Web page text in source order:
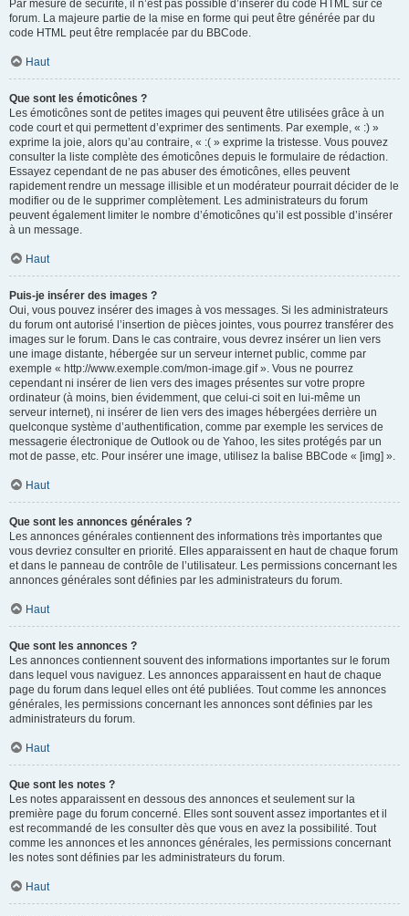
Par mesure de sécurité, il n’est pas possible d’insérer du code HTML sur ce
forum. La majeure partie de la mise en forme qui peut être générée par du
code HTML peut être remplacée par du BBCode.
Haut
Que sont les émoticônes ?
Les émoticônes sont de petites images qui peuvent être utilisées grâce à un
code court et qui permettent d’exprimer des sentiments. Par exemple, « :) »
exprime la joie, alors qu’au contraire, « :( » exprime la tristesse. Vous pouvez
consulter la liste complète des émoticônes depuis le formulaire de rédaction.
Essayez cependant de ne pas abuser des émoticônes, elles peuvent
rapidement rendre un message illisible et un modérateur pourrait décider de le
modifier ou de le supprimer complètement. Les administrateurs du forum
peuvent également limiter le nombre d’émoticônes qu’il est possible d’insérer
à un message.
Haut
Puis-je insérer des images ?
Oui, vous pouvez insérer des images à vos messages. Si les administrateurs
du forum ont autorisé l’insertion de pièces jointes, vous pourrez transférer des
images sur le forum. Dans le cas contraire, vous devrez insérer un lien vers
une image distante, hébergée sur un serveur internet public, comme par
exemple « http://www.exemple.com/mon-image.gif ». Vous ne pourrez
cependant ni insérer de lien vers des images présentes sur votre propre
ordinateur (à moins, bien évidemment, que celui-ci soit en lui-même un
serveur internet), ni insérer de lien vers des images hébergées derrière un
quelconque système d’authentification, comme par exemple les services de
messagerie électronique de Outlook ou de Yahoo, les sites protégés par un
mot de passe, etc. Pour insérer une image, utilisez la balise BBCode « [img] ».
Haut
Que sont les annonces générales ?
Les annonces générales contiennent des informations très importantes que
vous devriez consulter en priorité. Elles apparaissent en haut de chaque forum
et dans le panneau de contrôle de l’utilisateur. Les permissions concernant les
annonces générales sont définies par les administrateurs du forum.
Haut
Que sont les annonces ?
Les annonces contiennent souvent des informations importantes sur le forum
dans lequel vous naviguez. Les annonces apparaissent en haut de chaque
page du forum dans lequel elles ont été publiées. Tout comme les annonces
générales, les permissions concernant les annonces sont définies par les
administrateurs du forum.
Haut
Que sont les notes ?
Les notes apparaissent en dessous des annonces et seulement sur la
première page du forum concerné. Elles sont souvent assez importantes et il
est recommandé de les consulter dès que vous en avez la possibilité. Tout
comme les annonces et les annonces générales, les permissions concernant
les notes sont définies par les administrateurs du forum.
Haut